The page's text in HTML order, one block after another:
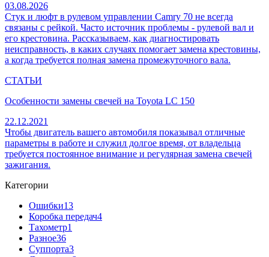
03.08.2026
Стук и люфт в рулевом управлении Camry 70 не всегда
связаны с рейкой. Часто источник проблемы - рулевой вал и
его крестовина. Рассказываем, как диагностировать
неисправность, в каких случаях помогает замена крестовины,
а когда требуется полная замена промежуточного вала.
СТАТЬИ
Особенности замены свечей на Toyota LC 150
22.12.2021
Чтобы двигатель вашего автомобиля показывал отличные
параметры в работе и служил долгое время, от владельца
требуется постоянное внимание и регулярная замена свечей
зажигания.
Категории
Ошибки13
Коробка передач4
Тахометр1
Разное36
Cуппорта3